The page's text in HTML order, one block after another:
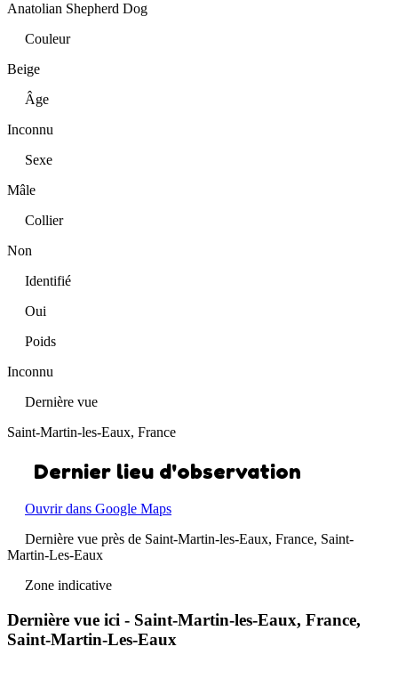
Anatolian Shepherd Dog
Couleur
Beige
Âge
Inconnu
Sexe
Mâle
Collier
Non
Identifié
Oui
Poids
Inconnu
Dernière vue
Saint-Martin-les-Eaux, France
Dernier lieu d'observation
Ouvrir dans Google Maps
Dernière vue près de Saint-Martin-les-Eaux, France, Saint-
Martin-Les-Eaux
Zone indicative
Dernière vue ici - Saint-Martin-les-Eaux, France,
Saint-Martin-Les-Eaux